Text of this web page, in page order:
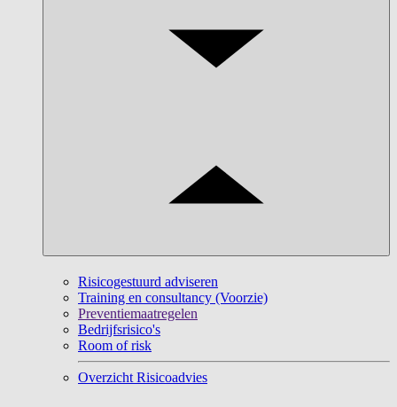
Risicogestuurd adviseren
Training en consultancy (Voorzie)
Preventiemaatregelen
Bedrijfsrisico's
Room of risk
Overzicht Risicoadvies